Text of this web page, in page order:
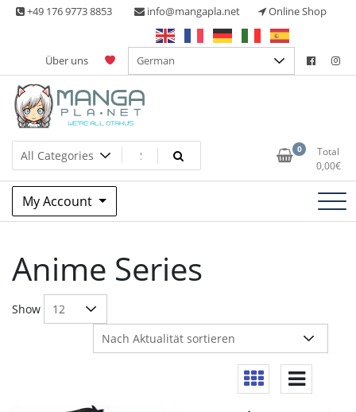
Skip +49 176 9773 8853 info@mangapla.net Online Shop
Über uns
Manga Planet
Split Part Online Shop 0
Total
0,00€
My Account
Anime Series
Show